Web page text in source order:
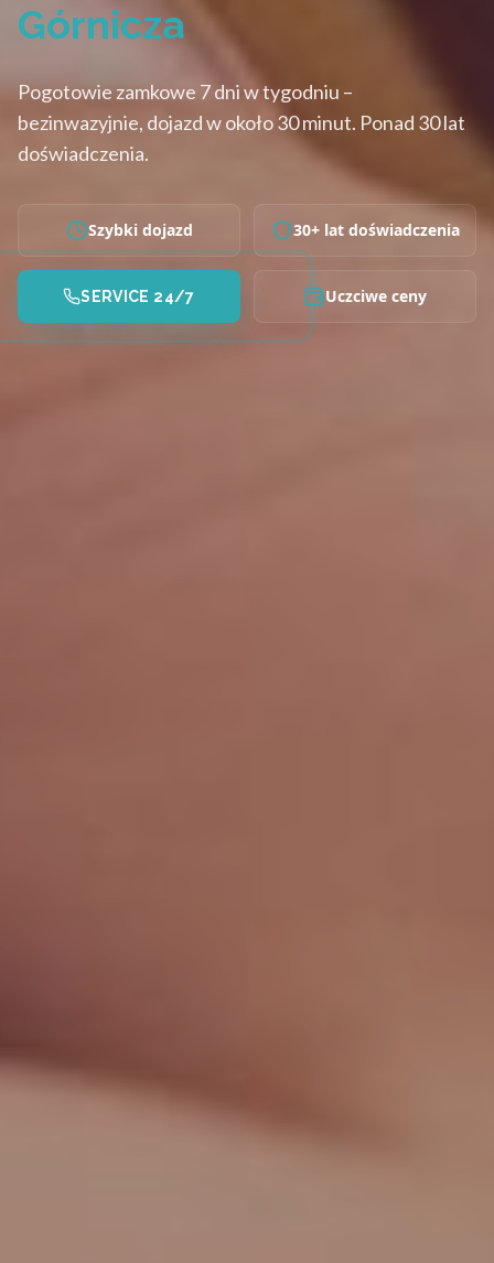
Górnicza
Pogotowie zamkowe 7 dni w tygodniu –
bezinwazyjnie, dojazd w około 30 minut. Ponad 30 lat
doświadczenia.
Szybki dojazd 30+ lat doświadczenia
SERVICE 24/7 Uczciwe ceny